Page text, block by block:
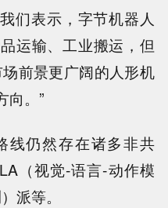
们表示，字节机器人
运输、工业搬运，但
前景更广阔的人形机
向。”
线仍然存在诸多非共
（视觉-语言-动作模
派等。